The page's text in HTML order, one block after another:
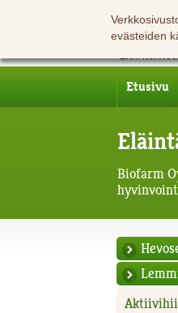
evästeiden
Etusivu
Biofarm